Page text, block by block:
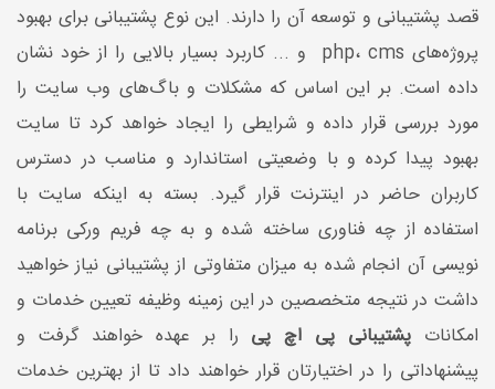
قصد پشتیبانی و توسعه آن را دارند. این نوع پشتیبانی برای بهبود
پروژه‌های php، cms و ... کاربرد بسیار بالایی را از خود نشان
داده است. بر این اساس که مشکلات و باگ‌های وب سایت را
مورد بررسی قرار داده و شرایطی را ایجاد خواهد کرد تا سایت
بهبود پیدا کرده و با وضعیتی استاندارد و مناسب در دسترس
کاربران حاضر در اینترنت قرار گیرد. بسته به اینکه سایت با
استفاده از چه فناوری ساخته شده و به چه فریم ورکی برنامه
نویسی آن انجام شده به میزان متفاوتی از پشتیبانی نیاز خواهید
داشت در نتیجه متخصصین در این زمینه وظیفه تعیین خدمات و
امکانات پشتیبانی پی اچ پی را بر عهده خواهند گرفت و
پیشنهاداتی را در اختیارتان قرار خواهند داد تا از بهترین خدمات